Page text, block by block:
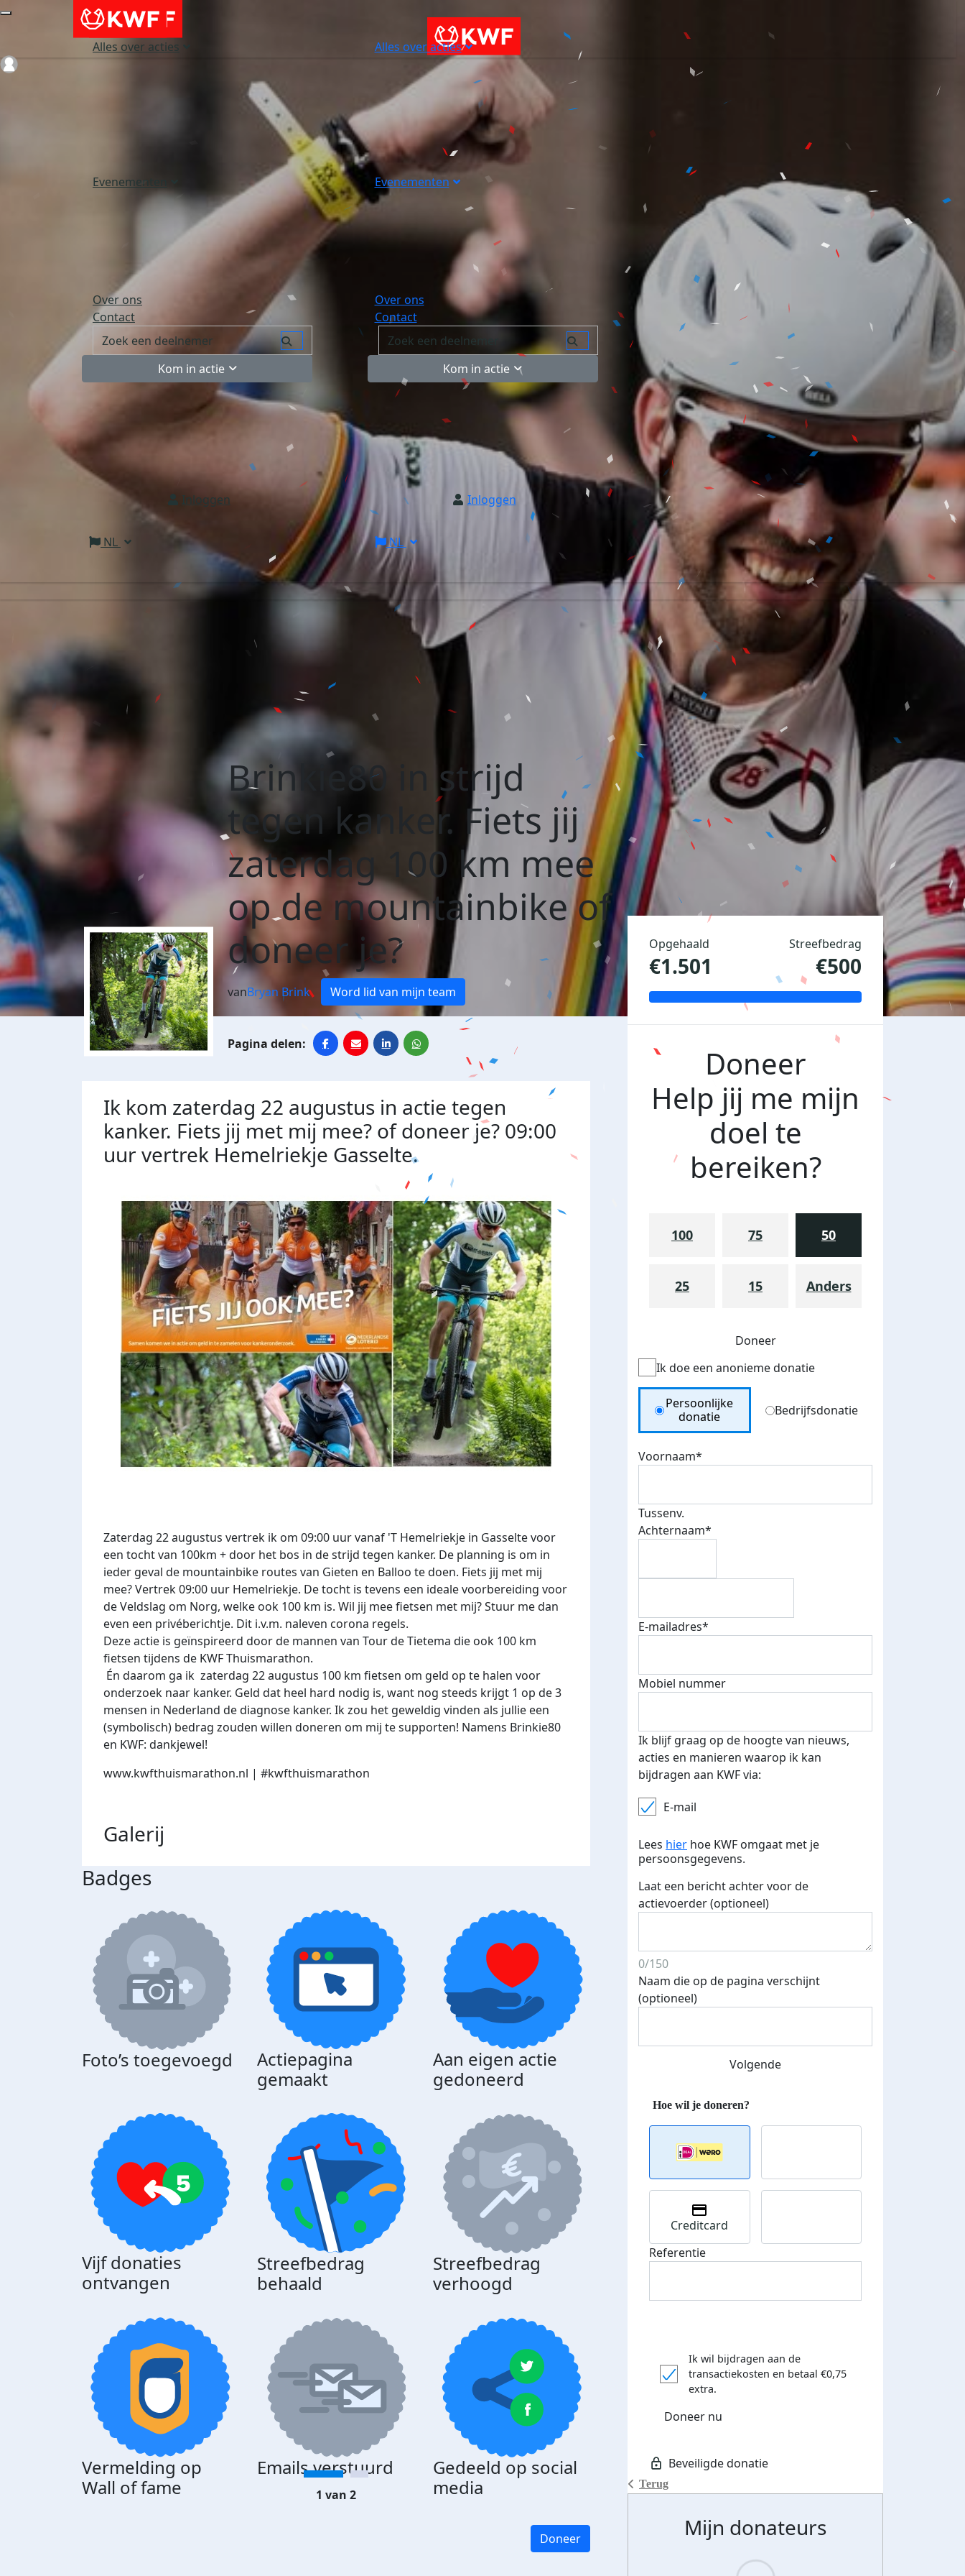
Alles over acties
Evenementen
Over ons
Contact
Kom in actie
Inloggen
NL
Alles over acties
Evenementen
Over ons
Contact
Kom in actie
Inloggen
NL
Brinkie80 in strijd
tegen kanker. Fiets jij
zaterdag 100 km mee
op de mountainbike of
doneer je?
vanBryan Brink Word lid van mijn team
Ik kom zaterdag 22 augustus in actie tegen
kanker. Fiets jij met mij mee? of doneer je? 09:00
uur vertrek Hemelriekje Gasselte.
Zaterdag 22 augustus vertrek ik om 09:00 uur vanaf 'T Hemelriekje in Gasselte voor
een tocht van 100km + door het bos in de strijd tegen kanker. De planning is om in
ieder geval de mountainbike routes van Gieten en Balloo te doen. Fiets jij met mij
mee? Vertrek 09:00 uur Hemelriekje. De tocht is tevens een ideale voorbereiding voor
de Veldslag om Norg, welke ook 100 km is. Wil jij mee fietsen met mij? Stuur me dan
even een privéberichtje. Dit i.v.m. naleven corona regels.
Deze actie is geïnspireerd door de mannen van Tour de Tietema die ook 100 km
fietsen tijdens de KWF Thuismarathon.
Én daarom ga ik zaterdag 22 augustus 100 km fietsen om geld op te halen voor
onderzoek naar kanker. Geld dat heel hard nodig is, want nog steeds krijgt 1 op de 3
mensen in Nederland de diagnose kanker. Ik zou het geweldig vinden als jullie een
(symbolisch) bedrag zouden willen doneren om mij te supporten! Namens Brinkie80
en KWF: dankjewel!
www.kwfthuismarathon.nl | #kwfthuismarathon
Galerij
Badges
Foto’s toegevoegd
Actiepagina
gemaakt
Aan eigen actie
gedoneerd
Vijf donaties
ontvangen
Streefbedrag
behaald
Streefbedrag
verhoogd
Vermelding op
Wall of fame
Emails verstuurd
Gedeeld op social
media
1 van 2
Doneer
Opgehaald
€1.501
Streefbedrag
€500
Doneer
Help jij me mijn
doel te
bereiken?
100 75 50
25 15 Anders
Doneer
Ik doe een anonieme donatie
Donation Type
Persoonlijke
donatie
Bedrijfsdonatie
Voornaam*
Tussenv.
Achternaam*
E-mailadres*
Mobiel nummer
Ik blijf graag op de hoogte van nieuws,
acties en manieren waarop ik kan
bijdragen aan KWF via:
E-mail
Lees hier hoe KWF omgaat met je
persoonsgegevens.
Laat een bericht achter voor de
actievoerder (optioneel)
0/150
Naam die op de pagina verschijnt
(optioneel)
Volgende
Terug
Creditcard
Referentie
Ik wil bijdragen aan de
transactiekosten en betaal €0,75
extra.
Doneer nu
Mijn donateurs